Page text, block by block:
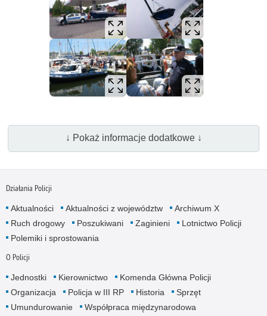
↓ Pokaż informacje dodatkowe ↓
Działania Policji
Aktualności Aktualności z województw
Archiwum X
Ruch drogowy
Poszukiwani Zaginieni
Lotnictwo Policji
Polemiki i sprostowania
O Policji
Jednostki Kierownictwo
Komenda Główna Policji
Organizacja
Policja w III RP Historia
Sprzęt
Umundurowanie
Współpraca międzynarodowa